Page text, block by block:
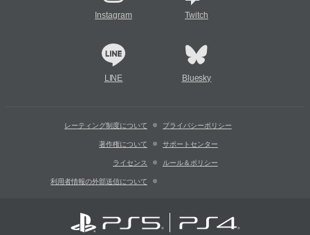
Instagram Twitch
LINE Bluesky
レーティング制度について プライバシーポリシー
著作権について サポートセンター
ライセンス ルール＆ポリシー
利用者情報の外部送信について